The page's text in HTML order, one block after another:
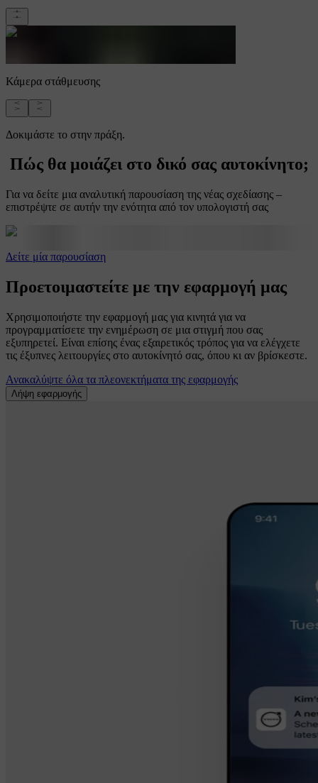
Κάμερα στάθμευσης
Δοκιμάστε το στην πράξη.
Πώς θα μοιάζει στο δικό σας αυτοκίνητο;
Για να δείτε μια αναλυτική παρουσίαση της νέας σχεδίασης –
επιστρέψτε σε αυτήν την ενότητα από τον υπολογιστή σας
Δείτε μία παρουσίαση
Προετοιμαστείτε με την εφαρμογή μας
Χρησιμοποιήστε την εφαρμογή μας για κινητά για να
προγραμματίσετε την ενημέρωση σε μια στιγμή που σας
εξυπηρετεί. Είναι επίσης ένας εξαιρετικός τρόπος για να ελέγχετε
τις έξυπνες λειτουργίες στο αυτοκίνητό σας, όπου κι αν βρίσκεστε.
Ανακαλύψτε όλα τα πλεονεκτήματα της εφαρμογής
Λήψη εφαρμογής